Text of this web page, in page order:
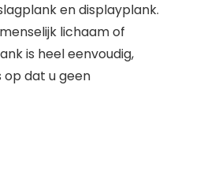
en displayplank.
lichaam of
is heel eenvoudig,
op dat u geen